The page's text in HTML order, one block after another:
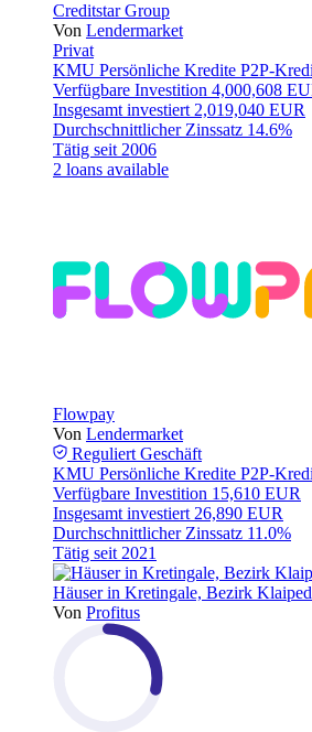
Creditstar Group
Von Lendermarket
Privat
KMU Persönliche Kredite P2P-
Verfügbare Investition 4,000,608
Insgesamt investiert 2,019,040 EUR
Durchschnittlicher Zinssatz 14.6%
Tätig seit 2006
2 loans available
Flowpay
Von Lendermarket
Reguliert Geschäft
KMU Persönliche Kredite P2P-
Verfügbare Investition 15,610 EUR
Insgesamt investiert 26,890 EUR
Durchschnittlicher Zinssatz 11.0%
Tätig seit 2021
Häuser in Kretingale, Bezirk
Von Profitus